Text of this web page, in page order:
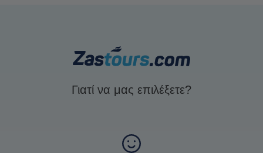
Γιατί να μας επιλέξετε?